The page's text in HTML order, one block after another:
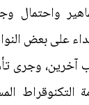
واحتمال
على بعض
آخرين، وجرى